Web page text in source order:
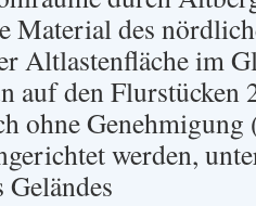
Material des
Altlastenfläche im
auf den Flurstücken
ohne Genehmigung
werden,